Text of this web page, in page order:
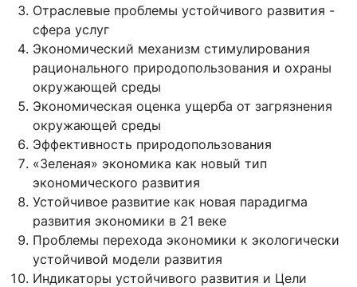
Отраслевые проблемы устойчивого развития -
сфера услуг
Экономический механизм стимулирования
рационального природопользования и охраны
окружающей среды
Экономическая оценка ущерба от загрязнения
окружающей среды
Эффективность природопользования
«Зеленая» экономика как новый тип
экономического развития
Устойчивое развитие как новая парадигма
развития экономики в 21 веке
Проблемы перехода экономики к экологически
устойчивой модели развития
Индикаторы устойчивого развития и Цели